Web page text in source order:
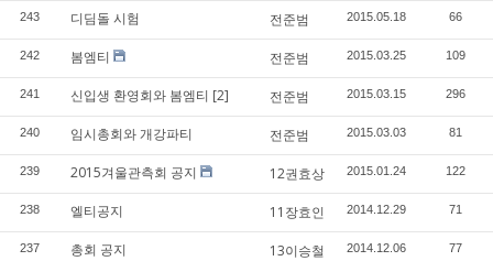
243 디딤돌 시험 전준범 2015.05.18 66
242 봄엠티 전준범 2015.03.25 109
241 신입생 환영회와 봄엠티 [2] 전준범 2015.03.15 296
240 임시총회와 개강파티 전준범 2015.03.03 81
239 2015겨울관측회 공지 12권효상 2015.01.24 122
238 엘티공지 11장효인 2014.12.29 71
237 총회 공지 13이승철 2014.12.06 77